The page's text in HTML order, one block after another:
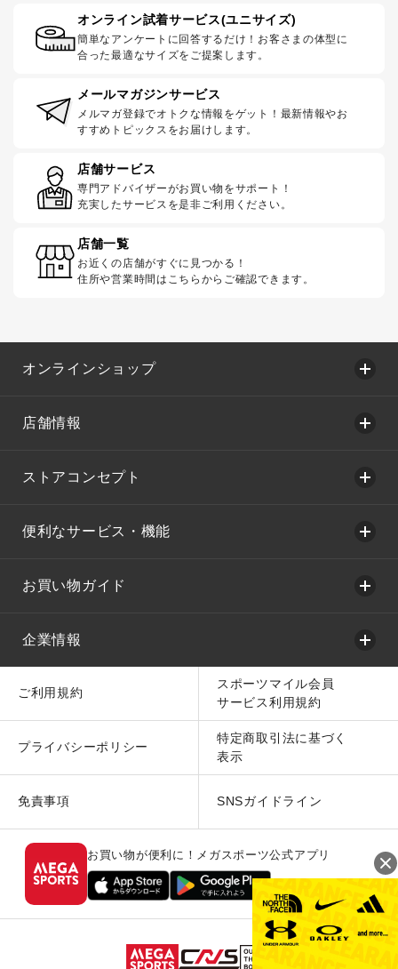
オンライン試着サービス(ユニサイズ)
簡単なアンケートに回答するだけ！お客さまの体型に
合った最適なサイズをご提案します。
メールマガジンサービス
メルマガ登録でオトクな情報をゲット！最新情報やお
すすめトピックスをお届けします。
店舗サービス
専門アドバイザーがお買い物をサポート！
充実したサービスを是非ご利用ください。
店舗一覧
お近くの店舗がすぐに見つかる！
住所や営業時間はこちらからご確認できます。
オンラインショップ
店舗情報
ストアコンセプト
便利なサービス・機能
お買い物ガイド
企業情報
ご利用規約
スポーツマイル会員
サービス利用規約
プライバシーポリシー
特定商取引法に基づく
表示
免責事項 SNSガイドライン
お買い物が便利に！メガスポーツ公式アプリ